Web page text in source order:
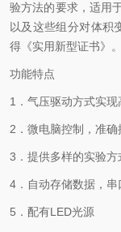
验方法的要求，适用
以及这些组分对体积
得《实用新型证书》。
功能特点
1．气压驱动方式实
2．微电脑控制，准
3．提供多样的实验
4．自动存储数据，
5．配有LED光源